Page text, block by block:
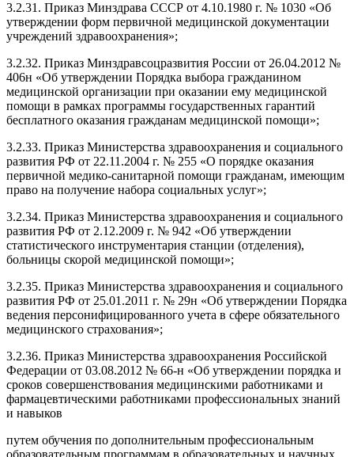
3.2.31. Приказ Минздрава СССР от 4.10.1980 г. № 1030 «Об
утверждении форм первичной медицинской документации
учреждений здравоохранения»;
3.2.32. Приказ Минздравсоцразвития России от 26.04.2012 №
406н «Об утверждении Порядка выбора гражданином
медицинской организации при оказании ему медицинской
помощи в рамках программы государственных гарантий
бесплатного оказания гражданам медицинской помощи»;
3.2.33. Приказ Министерства здравоохранения и социального
развития РФ от 22.11.2004 г. № 255 «О порядке оказания
первичной медико-санитарной помощи гражданам, имеющим
право на получение набора социальных услуг»;
3.2.34. Приказ Министерства здравоохранения и социального
развития РФ от 2.12.2009 г. № 942 «Об утверждении
статистического инструментария станции (отделения),
больницы скорой медицинской помощи»;
3.2.35. Приказ Министерства здравоохранения и социального
развития РФ от 25.01.2011 г. № 29н «Об утверждении Порядка
ведения персонифицированного учета в сфере обязательного
медицинского страхования»;
3.2.36. Приказ Министерства здравоохранения Российской
Федерации от 03.08.2012 № 66-н «Об утверждении порядка и
сроков совершенствования медицинскими работниками и
фармацевтическими работниками профессиональных знаний
и навыков
путем обучения по дополнительным профессиональным